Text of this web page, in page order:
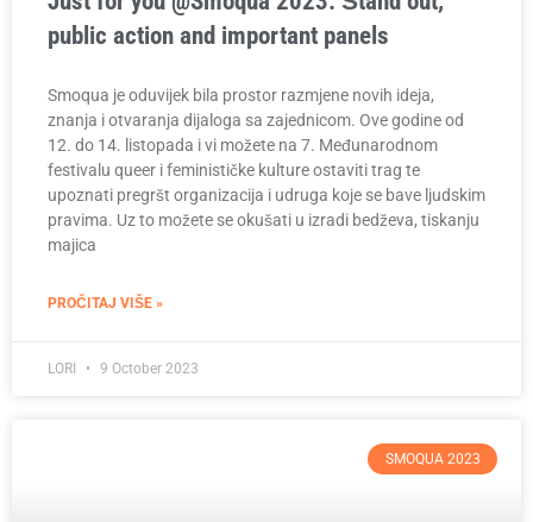
public action and important panels
Smoqua je oduvijek bila prostor razmjene novih ideja,
znanja i otvaranja dijaloga sa zajednicom. Ove godine od
12. do 14. listopada i vi možete na 7. Međunarodnom
festivalu queer i feminističke kulture ostaviti trag te
upoznati pregršt organizacija i udruga koje se bave ljudskim
pravima. Uz to možete se okušati u izradi bedževa, tiskanju
majica
PROČITAJ VIŠE »
LORI 9 October 2023
SMOQUA 2023